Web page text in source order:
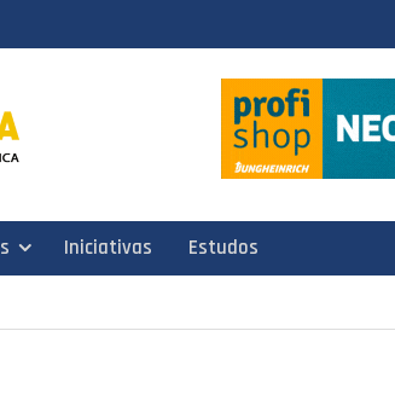
Iniciativas Estudos